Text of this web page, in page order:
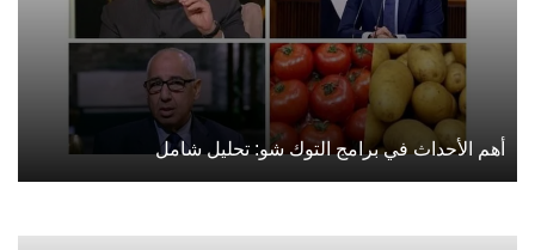
أهم الأحداث في برامج التوك شو: تحليل شامل